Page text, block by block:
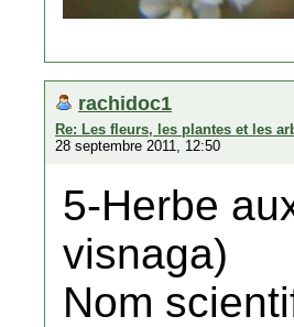
rachidoc1
Re: Les fleurs, les plantes et les
28 septembre 2011, 12:50
5-Herbe
visnaga)
Nom